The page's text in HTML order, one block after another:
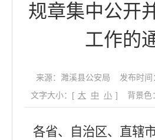
规章集中公开
工作的
来源：濉溪县公安局
发布时
文字大小：[ 大 中 小 ] 背景色：
各省、自治区、直辖